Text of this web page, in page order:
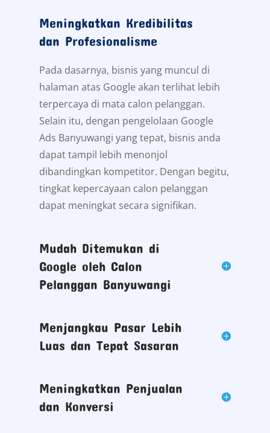
membantu meningkatkan visibilitas sekaligus
menjangkau pasar secara lebih cepat dan tepat
Berikut beberapa alasan kuat mengapa bisnis di
Banyuwangi sebaiknya segera menggunakan
Google Ads profesional:
Meningkatkan Kredibilitas
dan Profesionalisme
Pada dasarnya, bisnis yang muncul di
terpercaya di mata calon pelanggan.
Selain itu, dengan pengelolaan Google
Ads Banyuwangi yang tepat, bisnis anda
dapat tampil lebih menonjol
tingkat kepercayaan calon pelanggan
dapat meningkat secara signifikan.
Mudah Ditemukan di
Google oleh Calon